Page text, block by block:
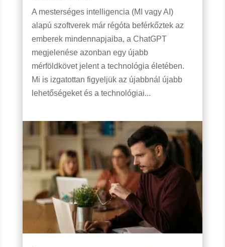
A mesterséges intelligencia (MI vagy AI)
alapú szoftverek már régóta beférkőztek az
emberek mindennapjaiba, a ChatGPT
megjelenése azonban egy újabb
mérföldkövet jelent a technológia életében.
Mi is izgatottan figyeljük az újabbnál újabb
lehetőségeket és a technológiai...